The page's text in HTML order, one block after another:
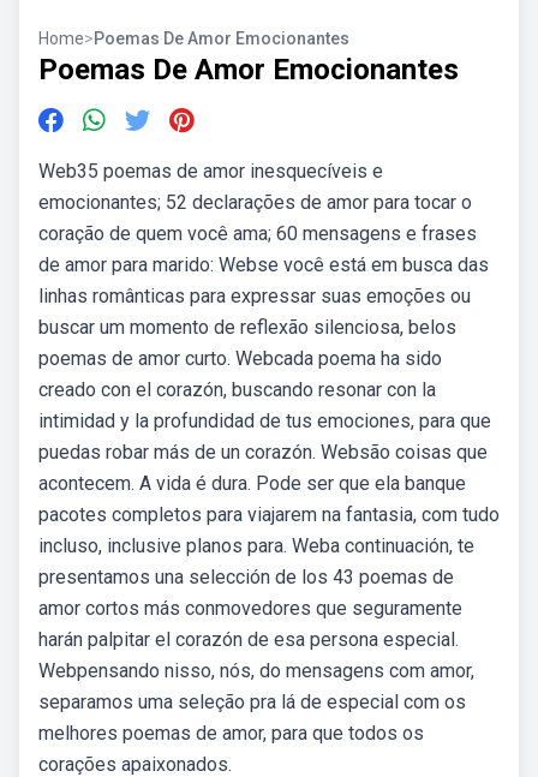
Home>Poemas De Amor Emocionantes
Poemas De Amor Emocionantes
Web35 poemas de amor inesquecíveis e
emocionantes; 52 declarações de amor para tocar o
coração de quem você ama; 60 mensagens e frases
de amor para marido: Webse você está em busca das
linhas românticas para expressar suas emoções ou
buscar um momento de reflexão silenciosa, belos
poemas de amor curto. Webcada poema ha sido
creado con el corazón, buscando resonar con la
intimidad y la profundidad de tus emociones, para que
puedas robar más de un corazón. Websão coisas que
acontecem. A vida é dura. Pode ser que ela banque
pacotes completos para viajarem na fantasia, com tudo
incluso, inclusive planos para. Weba continuación, te
presentamos una selección de los 43 poemas de
amor cortos más conmovedores que seguramente
harán palpitar el corazón de esa persona especial.
Webpensando nisso, nós, do mensagens com amor,
separamos uma seleção pra lá de especial com os
melhores poemas de amor, para que todos os
corações apaixonados.